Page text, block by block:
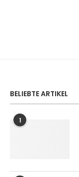
BELIEBTE ARTIKEL
1